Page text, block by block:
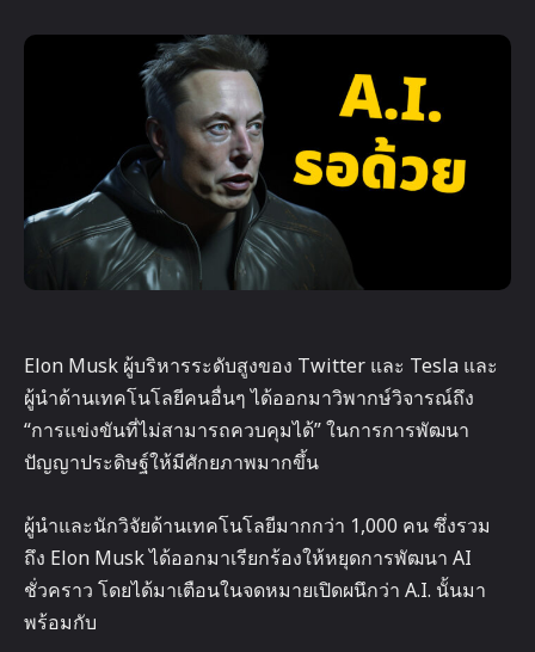
Elon Musk ผู้บริหารระดับสูงของ Twitter และ Tesla และ
ผู้นำด้านเทคโนโลยีคนอื่นๆ ได้ออกมาวิพากษ์วิจารณ์ถึง
“การแข่งขันที่ไม่สามารถควบคุมได้” ในการการพัฒนา
ปัญญาประดิษฐ์ให้มีศักยภาพมากขึ้น
ผู้นำและนักวิจัยด้านเทคโนโลยีมากกว่า 1,000 คน ซึ่งรวม
ถึง Elon Musk ได้ออกมาเรียกร้องให้หยุดการพัฒนา AI
ชั่วคราว โดยได้มาเตือนในจดหมายเปิดผนึกว่า A.I. นั้นมา
พร้อมกับ